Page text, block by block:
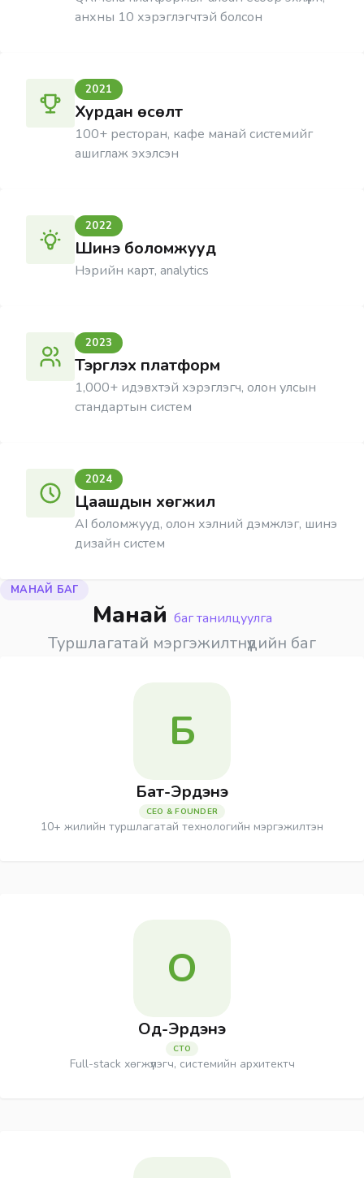
анхны 10 хэрэглэгчтэй болсон
2021
Хурдан өсөлт
100+ ресторан, кафе манай системийг
ашиглаж эхэлсэн
2022
Шинэ боломжууд
Нэрийн карт, analytics
2023
Тэргүүлэх платформ
1,000+ идэвхтэй хэрэглэгч, олон улсын
стандартын систем
2024
Цаашдын хөгжил
AI боломжууд, олон хэлний дэмжлэг, шинэ
дизайн систем
МАНАЙ БАГ
Манай баг танилцуулга
Туршлагатай мэргэжилтнүүдийн баг
Б
Бат-Эрдэнэ
CEO & FOUNDER
10+ жилийн туршлагатай технологийн мэргэжилтэн
О
Од-Эрдэнэ
CTO
Full-stack хөгжүүлэгч, системийн архитектч